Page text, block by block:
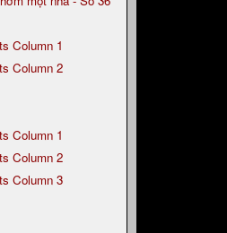
Column 1
Column 2
Column 1
Column 2
Column 3